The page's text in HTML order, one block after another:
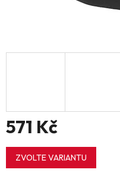
571 Kč
Měrná
cena:
ZVOLTE VARIANTU